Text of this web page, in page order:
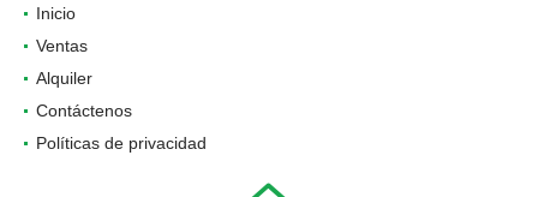
Inicio
Ventas
Alquiler
Contáctenos
Políticas de privacidad